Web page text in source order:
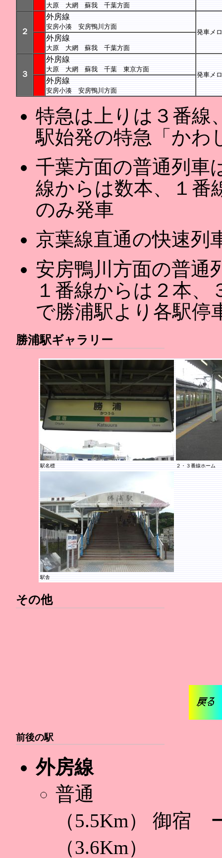
大原 大網 蘇我 千葉方面
２
外房線
安房小湊 安房鴨川方面
発車メ
外房線
大原 大網 蘇我 千葉方面
３
外房線
大原 大網 蘇我 千葉 東京方面
発車メ
外房線
安房小湊 安房鴨川方面
特急は上りは３番線
駅始発の特急「かわ
千葉方面の普通列車
線からは数本、１番
のみ発車
京葉線直通の快速列
安房鴨川方面の普通
１番線からは２本、
で勝浦駅より各駅停
勝浦駅ギャラリー
駅名標 ２・３番線ホーム
駅舎
その他
前後の駅
外房線
普通
（5.5Km） 御
（3.6Km）